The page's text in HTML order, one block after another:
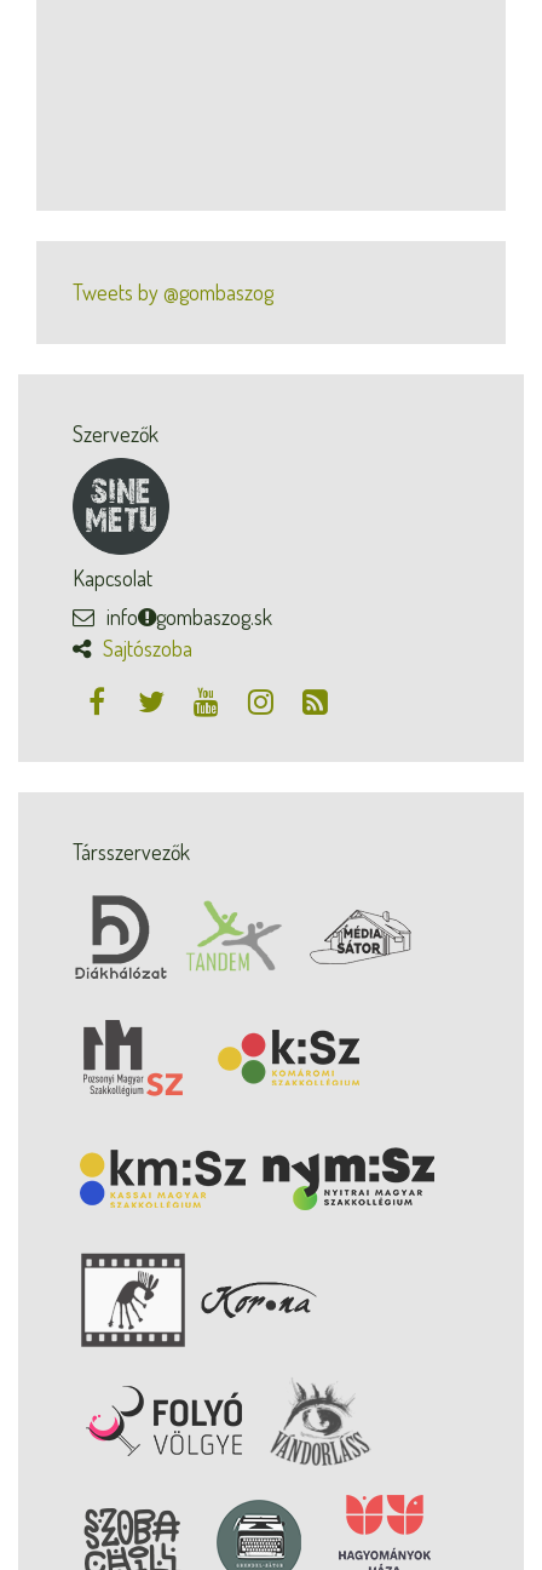
Tweets by @gombaszog
Szervezők
Kapcsolat
info
gombaszog.sk
Sajtószoba
Társszervezők